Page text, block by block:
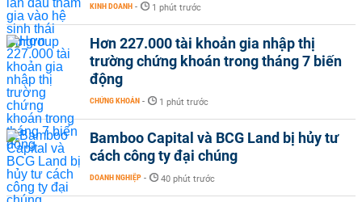
KINH DOANH - 1 phút trước
Hơn 227.000 tài khoản gia nhập thị
trường chứng khoán trong tháng 7 biến
động
CHỨNG KHOÁN - 1 phút trước
Bamboo Capital và BCG Land bị hủy tư
cách công ty đại chúng
DOANH NGHIỆP - 40 phút trước